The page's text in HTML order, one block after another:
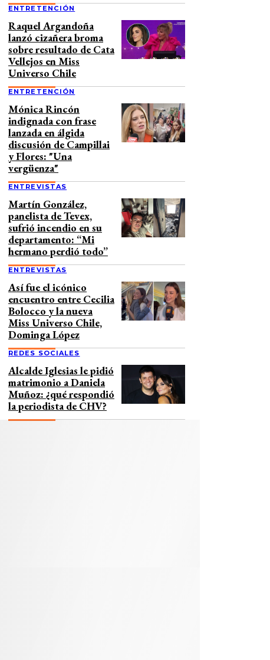
ENTRETENCIÓN
Raquel Argandoña
lanzó cizañera broma
sobre resultado de Cata
Vellejos en Miss
Universo Chile
ENTRETENCIÓN
Mónica Rincón
indignada con frase
lanzada en álgida
discusión de Campillai
y Flores: "Una
vergüenza"
ENTREVISTAS
Martín González,
panelista de Tevex,
sufrió incendio en su
departamento: “Mi
hermano perdió todo”
ENTREVISTAS
Así fue el icónico
encuentro entre Cecilia
Bolocco y la nueva
Miss Universo Chile,
Dominga López
REDES SOCIALES
Alcalde Iglesias le pidió
matrimonio a Daniela
Muñoz: ¿qué respondió
la periodista de CHV?